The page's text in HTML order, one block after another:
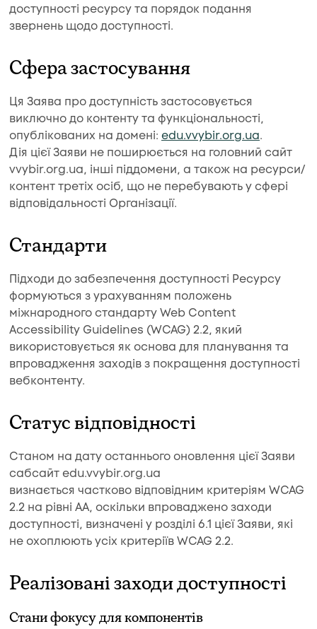
доступності ресурсу та порядок подання
звернень щодо доступності.
Сфера застосування
Ця Заява про доступність застосовується
виключно до контенту та функціональності,
опублікованих на домені: edu.vvybir.org.ua.
Дія цієї Заяви не поширюється на головний сайт
vvybir.org.ua, інші піддомени, а також на ресурси/
контент третіх осіб, що не перебувають у сфері
відповідальності Організації.
Стандарти
Підходи до забезпечення доступності Ресурсу
формуються з урахуванням положень
міжнародного стандарту Web Content
Accessibility Guidelines (WCAG) 2.2, який
використовується як основа для планування та
впровадження заходів з покращення доступності
вебконтенту.
Статус відповідності
Станом на дату останнього оновлення цієї Заяви
сабсайт edu.vvybir.org.ua
визнається частково відповідним критеріям WCAG
2.2 на рівні AA, оскільки впроваджено заходи
доступності, визначені у розділі 6.1 цієї Заяви, які
не охоплюють усіх критеріїв WCAG 2.2.
Реалізовані заходи доступності
Стани фокусу для компонентів